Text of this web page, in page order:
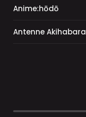
Anime:hōdō
Antenne Akihabara